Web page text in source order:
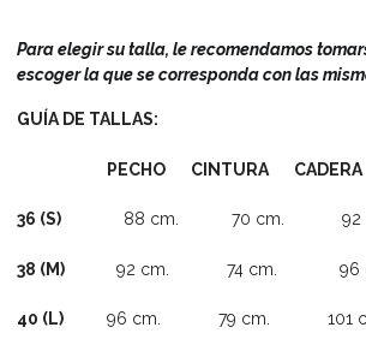
Para elegir su talla, le recomendamos
escoger la que se corresponda con las
GUÍA DE TALLAS:
PECHO CINTURA CADERA
36 (S) 88 cm. 70 cm. 92
38 (M) 92 cm. 74 cm. 96
40 (L)96 cm. 79 cm. 101